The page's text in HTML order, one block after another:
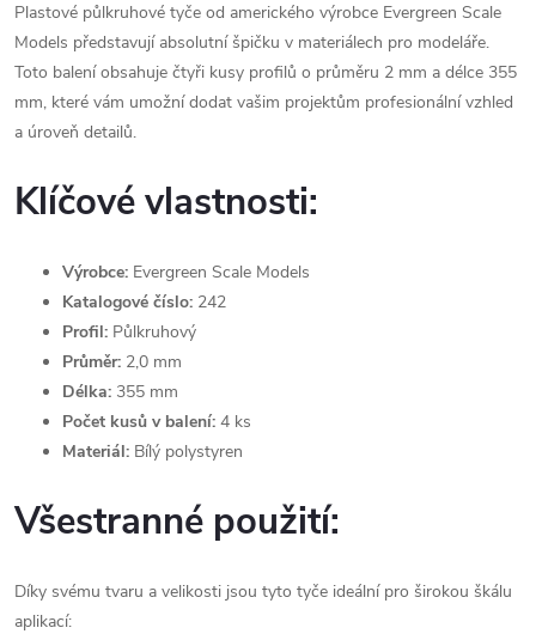
Plastové půlkruhové tyče od amerického výrobce Evergreen Scale
Models představují absolutní špičku v materiálech pro modeláře.
Toto balení obsahuje čtyři kusy profilů o průměru 2 mm a délce 355
mm, které vám umožní dodat vašim projektům profesionální vzhled
a úroveň detailů.
Klíčové vlastnosti:
Výrobce: Evergreen Scale Models
Katalogové číslo: 242
Profil: Půlkruhový
Průměr: 2,0 mm
Délka: 355 mm
Počet kusů v balení: 4 ks
Materiál: Bílý polystyren
Všestranné použití:
Díky svému tvaru a velikosti jsou tyto tyče ideální pro širokou škálu
aplikací: